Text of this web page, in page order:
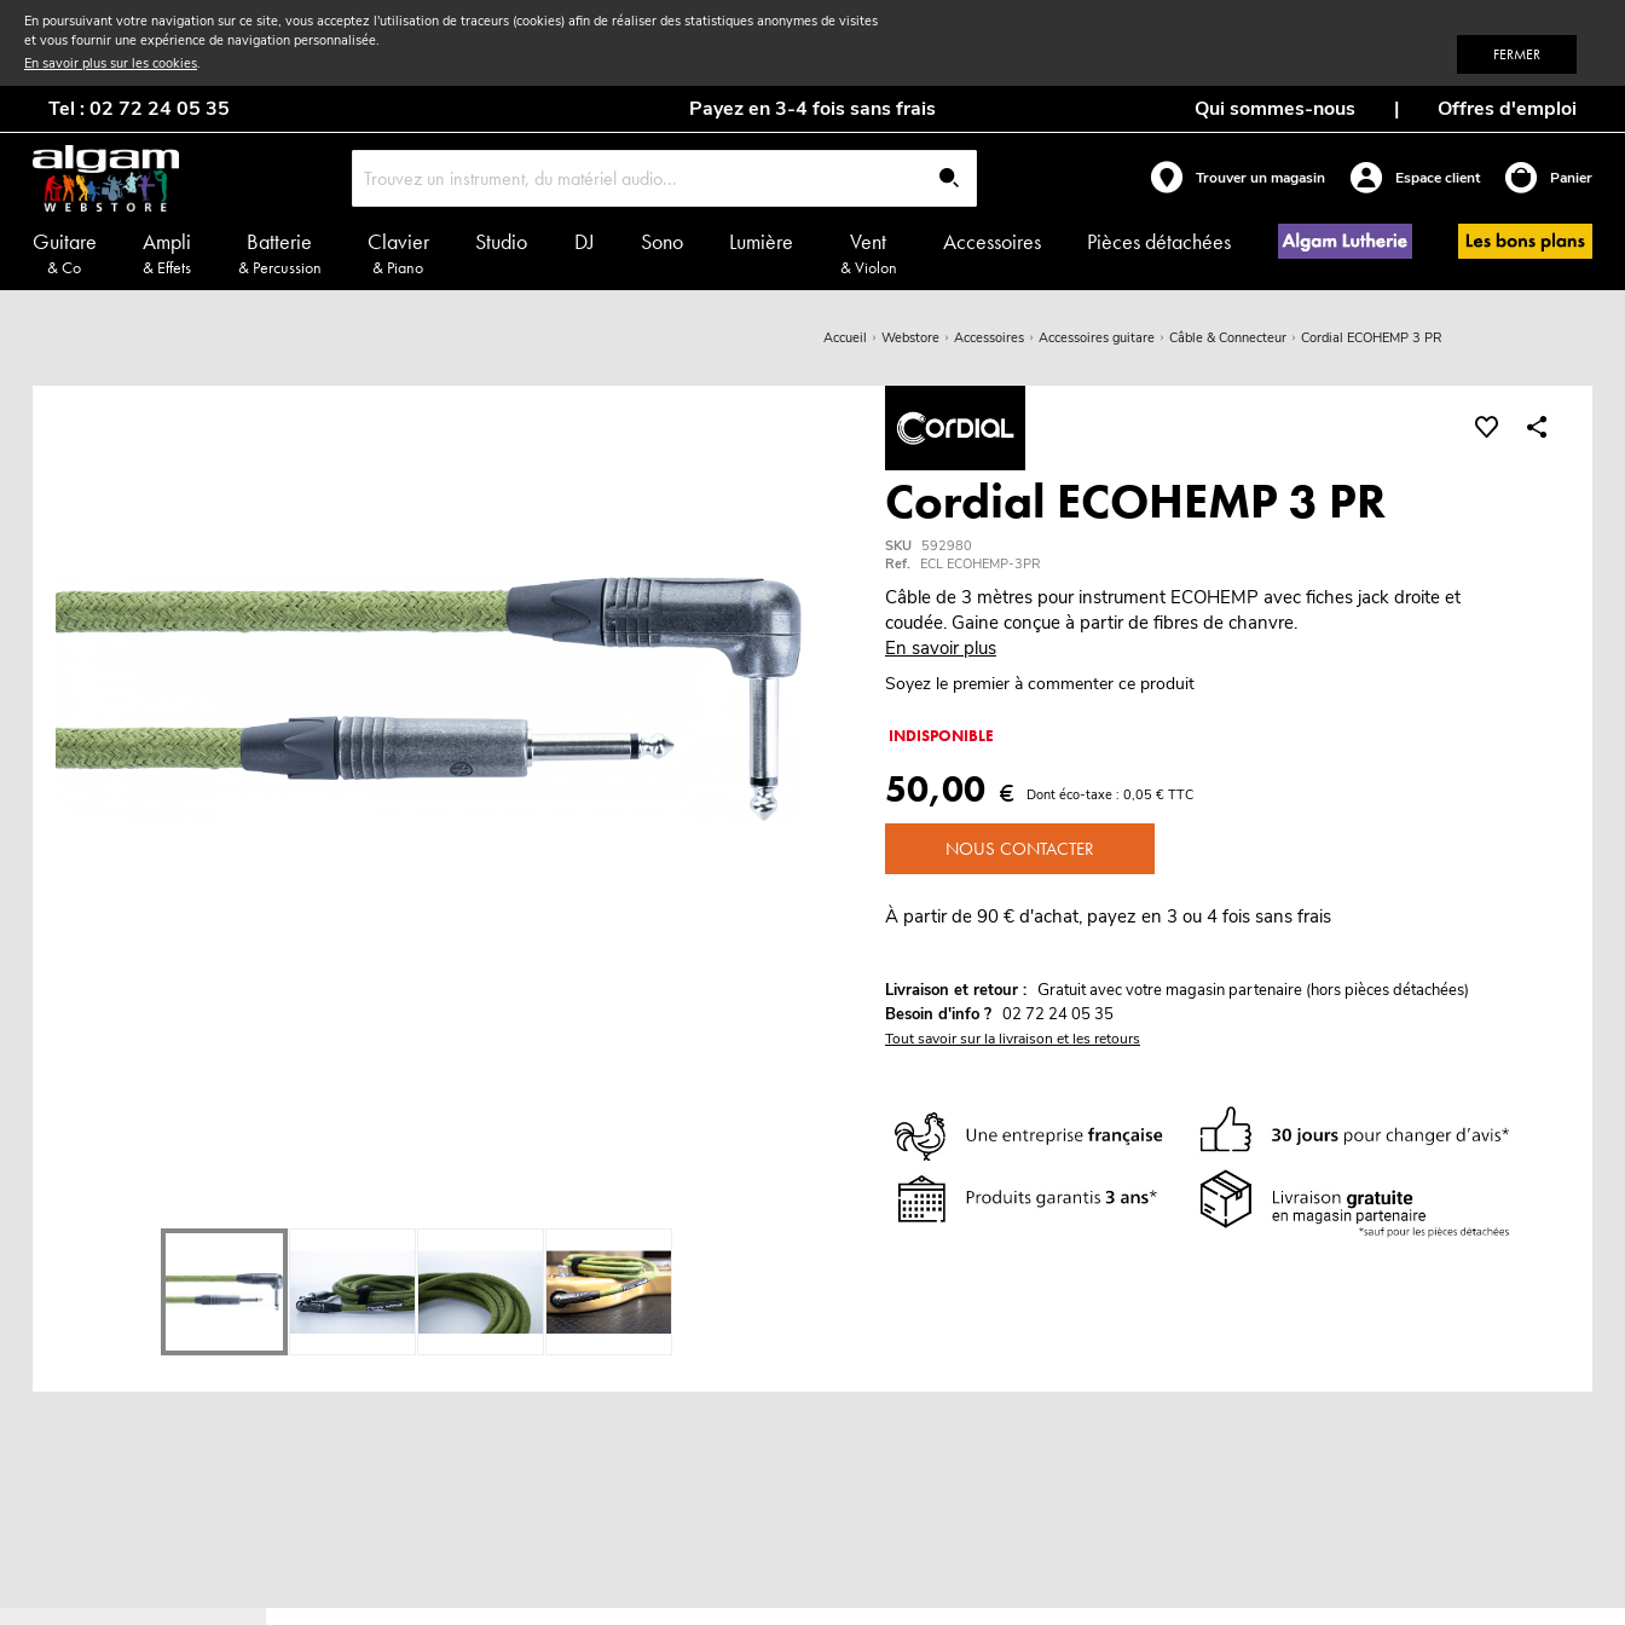
En poursuivant votre navigation sur ce site, vous acceptez l'utilisation de traceurs (cookies) afin de réaliser des statistiques anonymes de visites
et vous fournir une expérience de navigation personnalisée.
En savoir plus sur les cookies. FERMER
Tel : 02 72 24 05 35 Payez en 3-4 fois sans frais Qui sommes-nous | Offres d'emploi
Trouver un magasin Espace client Panier
Guitare
& Co
Ampli
& Effets
Batterie
& Percussion
Clavier
& Piano
Studio DJ Sono Lumière Vent
& Violon
Accessoires Pièces détachées
Accueil Webstore Accessoires Accessoires guitare Câble & Connecteur Cordial ECOHEMP 3 PR
Cordial ECOHEMP 3 PR
SKU 592980
Ref.
ECL ECOHEMP-3PR
Câble de 3 mètres pour instrument ECOHEMP avec fiches jack droite et
coudée. Gaine conçue à partir de fibres de chanvre.
En savoir plus
Soyez le premier à commenter ce produit
INDISPONIBLE
50,00 € Dont éco-taxe : 0,05 € TTC
NOUS CONTACTER
À partir de 90 € d'achat, payez en 3 ou 4 fois sans frais
Livraison et retour : Gratuit avec votre magasin partenaire (hors pièces détachées)
Besoin d'info ? 02 72 24 05 35
Tout savoir sur la livraison et les retours